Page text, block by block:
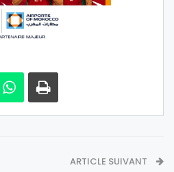
ARTICLE SUIVANT